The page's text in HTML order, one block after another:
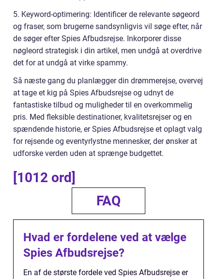
5. Keyword-optimering: Identificer de relevante søgeord
og fraser, som brugerne sandsynligvis vil søge efter, når
de søger efter Spies Afbudsrejse. Inkorporer disse
nøgleord strategisk i din artikel, men undgå at overdrive
det for at undgå at virke spammy.
Så næste gang du planlægger din drømmerejse, overvej
at tage et kig på Spies Afbudsrejse og udnyt de
fantastiske tilbud og muligheder til en overkommelig
pris. Med fleksible destinationer, kvalitetsrejser og en
spændende historie, er Spies Afbudsrejse et oplagt valg
for rejsende og eventyrlystne mennesker, der ønsker at
udforske verden uden at sprænge budgettet.
[1012 ord]
FAQ
Hvad er fordelene ved at vælge
Spies Afbudsrejse?
En af de største fordele ved Spies Afbudsrejse er